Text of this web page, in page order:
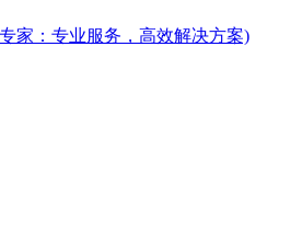
家：专业服务，高效解决方案)